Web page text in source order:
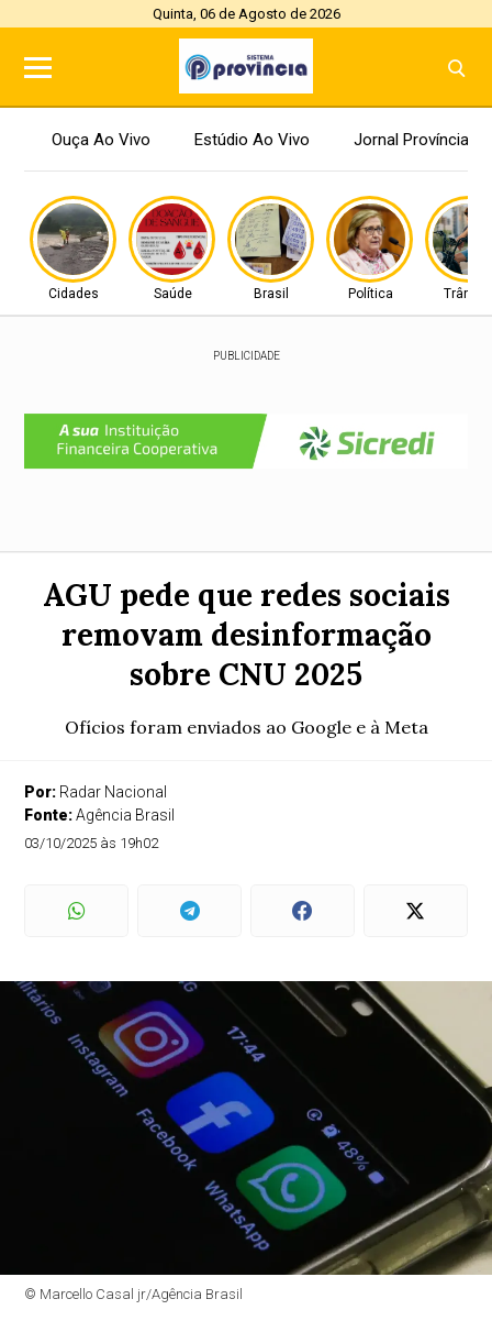
Quinta, 06 de Agosto de 2026
Ouça Ao Vivo Estúdio Ao Vivo Jornal Província
Cidades Saúde Brasil Política
PUBLICIDADE
AGU pede que redes sociais
removam desinformação
sobre CNU 2025
Ofícios foram enviados ao Google e à Meta
Por: Radar Nacional
Fonte:Agência Brasil
03/10/2025 às 19h02
© Marcello Casal jr/Agência Brasil